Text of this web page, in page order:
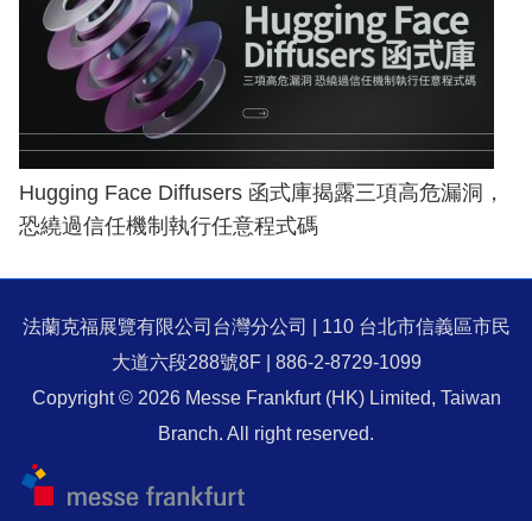
Hugging Face Diffusers 函式庫揭露三項高危漏洞，
恐繞過信任機制執行任意程式碼
法蘭克福展覽有限公司台灣分公司 | 110 台北市信義區市民
大道六段288號8F | 886-2-8729-1099
Copyright © 2026 Messe Frankfurt (HK) Limited, Taiwan
Branch. All right reserved.